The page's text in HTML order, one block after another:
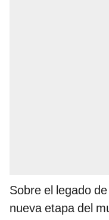
Sobre el legado
nueva etapa del